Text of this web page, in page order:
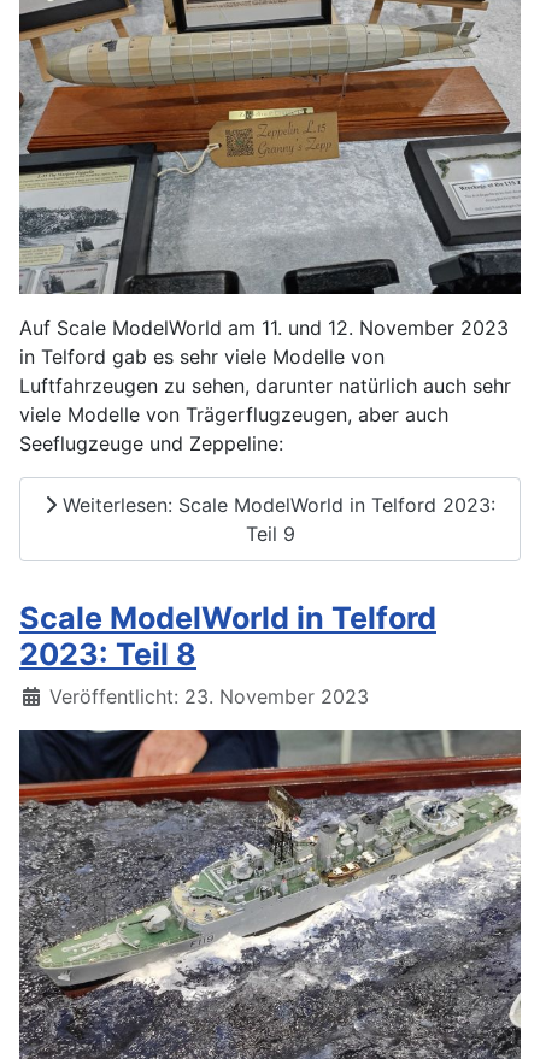
Auf Scale ModelWorld am 11. und 12. November 2023
in Telford gab es sehr viele Modelle von
Luftfahrzeugen zu sehen, darunter natürlich auch sehr
viele Modelle von Trägerflugzeugen, aber auch
Seeflugzeuge und Zeppeline:
Weiterlesen: Scale ModelWorld in Telford 2023:
Teil 9
Scale ModelWorld in Telford
2023: Teil 8
Details
Veröffentlicht: 23. November 2023